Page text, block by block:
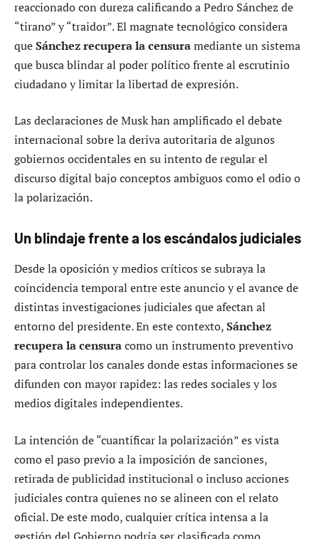
reaccionado con dureza calificando a Pedro Sánchez de
“tirano” y “traidor”. El magnate tecnológico considera
queSánchez recupera la censuramediante un sistema
que busca blindar al poder político frente al escrutinio
ciudadano y limitar la libertad de expresión.
Las declaraciones de Musk han amplificado el debate
internacional sobre la deriva autoritaria de algunos
gobiernos occidentales en su intento de regular el
discurso digital bajo conceptos ambiguos como el odio o
la polarización.
Un blindaje frente a los escándalos judiciales
Desde la oposición y medios críticos se subraya la
coincidencia temporal entre este anuncio y el avance de
distintas investigaciones judiciales que afectan al
entorno del presidente. En este contexto,Sánchez
recupera la censuracomo un instrumento preventivo
para controlar los canales donde estas informaciones se
difunden con mayor rapidez: las redes sociales y los
medios digitales independientes.
La intención de “cuantificar la polarización” es vista
como el paso previo a la imposición de sanciones,
retirada de publicidad institucional o incluso acciones
judiciales contra quienes no se alineen con el relato
oficial. De este modo, cualquier crítica intensa a la